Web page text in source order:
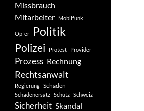
Missbrauch
Mitarbeiter
Mobilfunk
Opfer Politik
Polizei Protest Provider
Prozess Rechnung
Rechtsanwalt
Regierung Schaden
Schadenersatz Schutz Schweiz
Sicherheit Skandal